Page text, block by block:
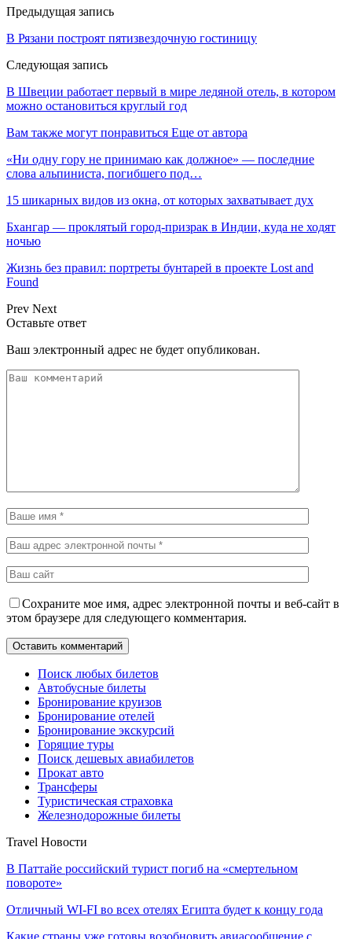
Предыдущая запись
В Рязани построят пятизвездочную гостиницу
Следующая запись
В Швеции работает первый в мире ледяной отель, в котором
можно остановиться круглый год
Вам также могут понравиться Еще от автора
«Ни одну гору не принимаю как должное» — последние
слова альпиниста, погибшего под…
15 шикарных видов из окна, от которых захватывает дух
Бхангар — проклятый город-призрак в Индии, куда не ходят
ночью
Жизнь без правил: портреты бунтарей в проекте Lost and
Found
Prev Next
Оставьте ответ
Ваш электронный адрес не будет опубликован.
Сохраните мое имя, адрес электронной почты и веб-сайт в
этом браузере для следующего комментария.
Поиск любых билетов
Автобусные билеты
Бронирование круизов
Бронирование отелей
Бронирование экскурсий
Горящие туры
Поиск дешевых авиабилетов
Прокат авто
Трансферы
Туристическая страховка
Железнодорожные билеты
Travel Новости
В Паттайе российский турист погиб на «смертельном
повороте»
Отличный WI-FI во всех отелях Египта будет к концу года
Какие страны уже готовы возобновить авиасообщение с